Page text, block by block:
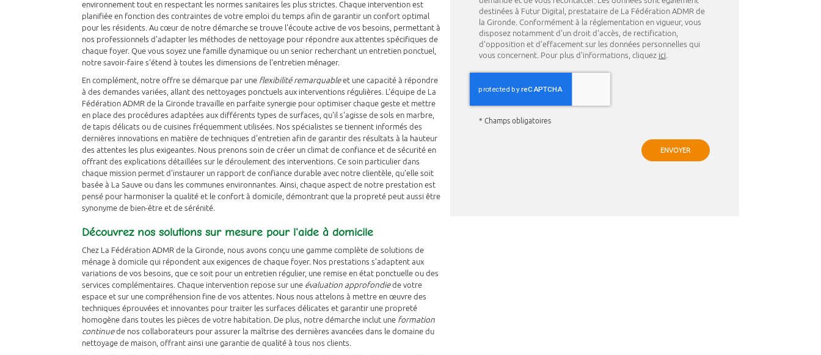
environnement tout en respectant les normes sanitaires les plus strictes. Chaque intervention est
planifiée en fonction des contraintes de votre emploi du temps afin de garantir un confort optimal
pour les résidents. Au cœur de notre démarche se trouve l'écoute active de vos besoins, permettant à
nos professionnels d'adapter les méthodes de nettoyage pour répondre aux attentes spécifiques de
chaque foyer. Que vous soyez une famille dynamique ou un senior recherchant un entretien ponctuel,
notre savoir-faire s'étend à toutes les dimensions de l'entretien ménager.
En complément, notre offre se démarque par une flexibilité remarquableet une capacité à répondre
à des demandes variées, allant des nettoyages ponctuels aux interventions régulières. L'équipe de La
Fédération ADMR de la Gironde travaille en parfaite synergie pour optimiser chaque geste et mettre
en place des procédures adaptées aux différents types de surfaces, qu'il s'agisse de sols en marbre,
de tapis délicats ou de cuisines fréquemment utilisées. Nos spécialistes se tiennent informés des
dernières innovations en matière de techniques d'entretien afin de garantir des résultats à la hauteur
des attentes les plus exigeantes. Nous prenons soin de créer un climat de confiance et de sécurité en
offrant des explications détaillées sur le déroulement des interventions. Ce soin particulier dans
chaque mission permet d'instaurer un rapport de confiance durable avec notre clientèle, qu'elle soit
basée à La Sauve ou dans les communes environnantes. Ainsi, chaque aspect de notre prestation est
pensé pour harmoniser la qualité et le confort à domicile, démontrant que la propreté peut aussi être
synonyme de bien-être et de sérénité.
Découvrez nos solutions sur mesure pour l'aide à domicile
Chez La Fédération ADMR de la Gironde, nous avons conçu une gamme complète de solutions de
ménage à domicile qui répondent aux exigences de chaque foyer. Nos prestations s'adaptent aux
variations de vos besoins, que ce soit pour un entretien régulier, une remise en état ponctuelle ou des
services complémentaires. Chaque intervention repose sur une évaluation approfondiede votre
espace et sur une compréhension fine de vos attentes. Nous nous attelons à mettre en œuvre des
techniques éprouvées et innovantes pour traiter les surfaces délicates et garantir une propreté
homogène dans toutes les pièces de votre habitation. De plus, notre démarche inclut une formation
continuede nos collaborateurs pour assurer la maîtrise des dernières avancées dans le domaine du
nettoyage de maison, offrant ainsi une garantie de qualité à tous nos clients.
destinées à Futur Digital, prestataire de La Fédération ADMR de
la Gironde. Conformément à la réglementation en vigueur, vous
disposez notamment d'un droit d'accès, de rectification,
d'opposition et d'effacement sur les données personnelles qui
vous concernent. Pour plus d’informations, cliquez ici
* Champs obligatoires